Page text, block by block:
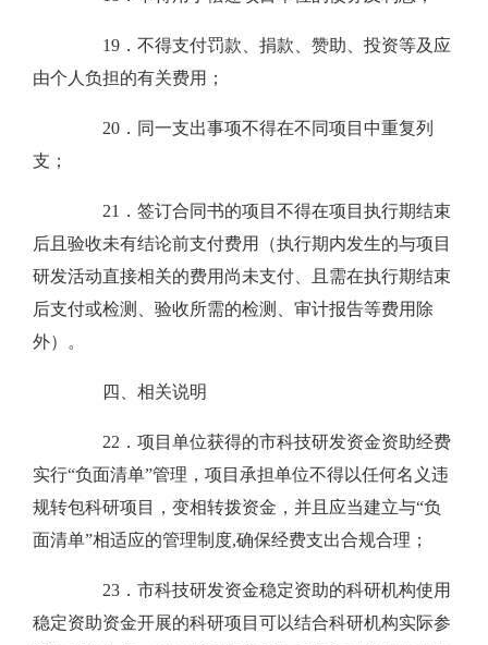
19．不得支付罚款、捐款、赞助、投资等及应
由个人负担的有关费用；
20．同一支出事项不得在不同项目中重复列
支；
21．签订合同书的项目不得在项目执行期结束
后且验收未有结论前支付费用（执行期内发生的与项目
研发活动直接相关的费用尚未支付、且需在执行期结束
后支付或检测、验收所需的检测、审计报告等费用除
外）。
四、相关说明
22．项目单位获得的市科技研发资金资助经费
实行“负面清单”管理，项目承担单位不得以任何名义违
规转包科研项目，变相转拨资金，并且应当建立与“负
面清单”相适应的管理制度,确保经费支出合规合理；
23．市科技研发资金稳定资助的科研机构使用
稳定资助资金开展的科研项目可以结合科研机构实际参